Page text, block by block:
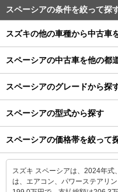
スペーシアの条件を絞って探
スズキの他の車種から中古車
スペーシアの中古車を他の都
スペーシアのグレードから探
スペーシアの型式から探す
スペーシアの価格帯を絞って
スズキ スペーシアは、2024年
は、エアコン、パワーステアリ